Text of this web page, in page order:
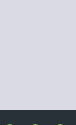
enthält also ein
Belastung.